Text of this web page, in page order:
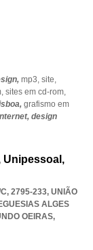
mp3, site,
sites em cd-rom,
grafismo em
design
Unipessoal,
2795-233, UNIÃO
ALGES
OEIRAS,